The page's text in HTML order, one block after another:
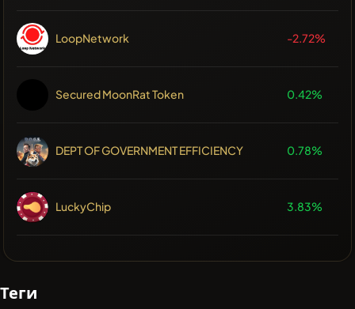
LoopNetwork -2.72%
Secured MoonRat Token 0.42%
DEPT OF GOVERNMENT EFFICIENCY 0.78%
LuckyChip 3.83%
Теги